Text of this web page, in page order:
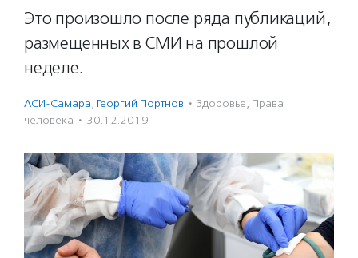
Это произошло после ряда публикаций,
размещенных в СМИ на прошлой
неделе.
АСИ-Самара, Георгий Портнов · Здоровье, Права
человека · 30.12.2019